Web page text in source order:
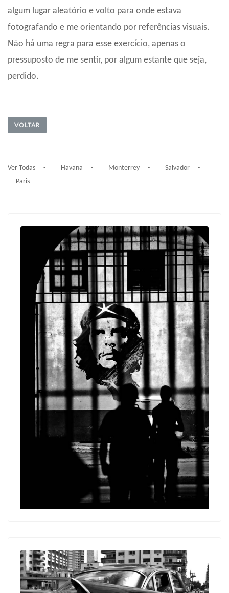
algum lugar aleatório e volto para onde estava
fotografando e me orientando por referências visuais.
Não há uma regra para esse exercício, apenas o
pressuposto de me sentir, por algum estante que seja,
perdido.
VOLTAR
Ver Todas Havana Monterrey
Salvador
Paris